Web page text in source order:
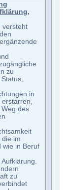
zu
in
erstarren,
des
die im
wie in Beruf
zu